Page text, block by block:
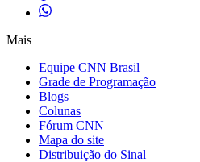
Mais
Equipe CNN Brasil
Grade de Programação
Blogs
Colunas
Fórum CNN
Mapa do site
Distribuição do Sinal